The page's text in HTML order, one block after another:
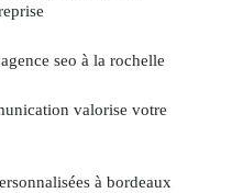
seo à la rochelle
valorise votre
à bordeaux